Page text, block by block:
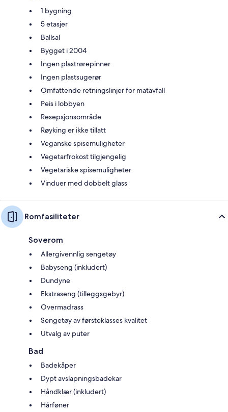
1 bygning
5 etasjer
Ballsal
Bygget i 2004
Ingen plastrørepinner
Ingen plastsugerør
Omfattende retningslinjer for matavfall
Peis i lobbyen
Resepsjonsområde
Røyking er ikke tillatt
Veganske spisemuligheter
Vegetarfrokost tilgjengelig
Vegetariske spisemuligheter
Vinduer med dobbelt glass
Romfasiliteter
Soverom
Allergivennlig sengetøy
Babyseng (inkludert)
Dundyne
Ekstraseng (tilleggsgebyr)
Overmadrass
Sengetøy av førsteklasses kvalitet
Utvalg av puter
Bad
Badekåper
Dypt avslapningsbadekar
Håndklær (inkludert)
Hårføner